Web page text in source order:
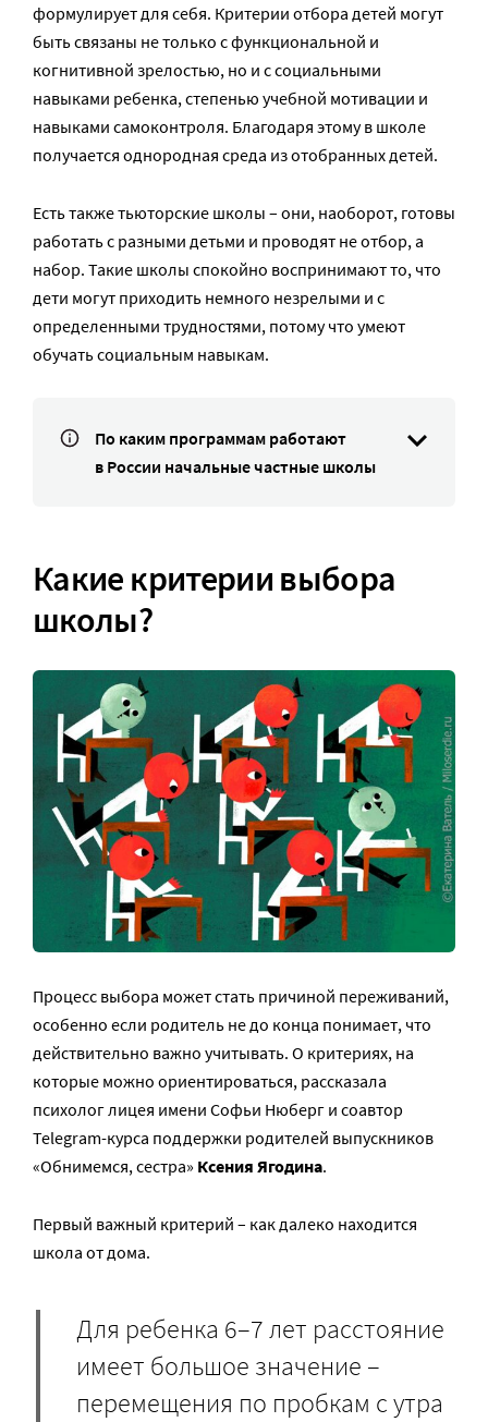
формулирует для себя. Критерии отбора детей могут
быть связаны не только с функциональной и
когнитивной зрелостью, но и с социальными
навыками ребенка, степенью учебной мотивации и
навыками самоконтроля. Благодаря этому в школе
получается однородная среда из отобранных детей.
Есть также тьюторские школы – они, наоборот, готовы
работать с разными детьми и проводят не отбор, а
набор. Такие школы спокойно воспринимают то, что
дети могут приходить немного незрелыми и с
определенными трудностями, потому что умеют
обучать социальным навыкам.
По каким программам работают
в России начальные частные школы
Какие критерии выбора
школы?
Процесс выбора может стать причиной переживаний,
особенно если родитель не до конца понимает, что
действительно важно учитывать. О критериях, на
которые можно ориентироваться, рассказала
психолог лицея имени Софьи Нюберг и соавтор
Telegram-курса поддержки родителей выпускников
«Обнимемся, сестра» Ксения Ягодина.
Первый важный критерий – как далеко находится
школа от дома.
Для ребенка 6–7 лет расстояние
имеет большое значение –
перемещения по пробкам с утра